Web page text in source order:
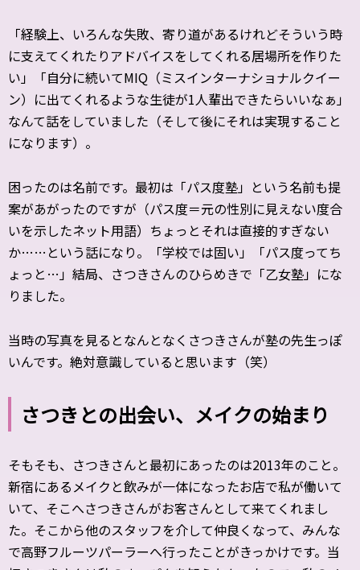
「経験上、いろんな失敗、寄り道があるけれどそういう時
に支えてくれたりアドバイスをしてくれる居場所を作りた
い」「自分に続いてMIQ（ミスインターナショナルクイー
ン）に出てくれるような生徒が1人輩出できたらいいなぁ」
なんて話をしていました（そして後にそれは実現すること
になります）。
困ったのは名前です。最初は「パス度塾」という名前も提
案があがったのですが（パス度＝元の性別に見えない度合
いを示したネット用語）ちょっとそれは直接的すぎない
か……という話になり。「学校では固い」「パス度ってち
ょっと…」結局、さつきさんのひらめきで「乙女塾」にな
りました。
当時の写真を見るとなんとなくさつきさんが塾の先生っぽ
いんです。絶対意識していると思います（笑）
さつきとの出会い、メイクの始まり
そもそも、さつきさんと最初にあったのは2013年のこと。
新宿にあるメイクと飲みが一体になったお店で私が働いて
いて、そこへさつきさんがお客さんとして来てくれまし
た。そこから他のスタッフを介して仲良くなって、みんな
で高野フルーツパーラーへ行ったことがきっかけです。当